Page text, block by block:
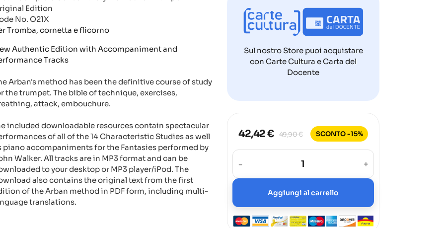
Edition
No. O21X
Tromba, cornetta e flicorno
Authentic Edition with Accompaniment and
Tracks
Arban's method has been the definitive course of study
the trumpet. The bible of technique, exercises,
attack, embouchure.
included downloadable resources contain spectacular
of all of the 14 Characteristic Studies as well
piano accompaniments for the Fantasies performed by
Walker. All tracks are in MP3 format and can be
to your desktop or MP3 player/iPod. The
also contains the original text from the first
of the Arban method in PDF form, including multi-
translations.
Sul nostro Store puoi acquistare
con Carte Cultura e Carta del
Docente
42,42 € 49,90 € SCONTO -15%
- +
Aggiungi al carrello